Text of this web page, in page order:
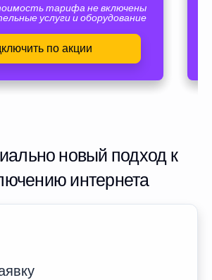
тарифа не включены
услуги и оборудование
по акции
новый подход к
интернета